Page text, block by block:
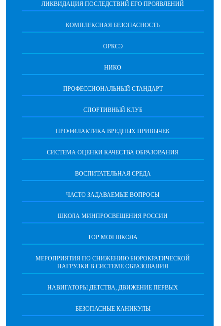
ЛИКВИДАЦИЯ ПОСЛЕДСТВИЙ ЕГО ПРОЯВЛЕНИЙ
КОМПЛЕКСНАЯ БЕЗОПАСНОСТЬ
ОРКСЭ
НИКО
ПРОФЕССИОНАЛЬНЫЙ СТАНДАРТ
СПОРТИВНЫЙ КЛУБ
ПРОФИЛАКТИКА ВРЕДНЫХ ПРИВЫЧЕК
CИСТЕМА ОЦЕНКИ КАЧЕСТВА ОБРАЗОВАНИЯ
ВОСПИТАТЕЛЬНАЯ СРЕДА
ЧАСТО ЗАДАВАЕМЫЕ ВОПРОСЫ
ШКОЛА МИНПРОСВЕЩЕНИЯ РОССИИ
ТОР МОЯ ШКОЛА
МЕРОПРИЯТИЯ ПО СНИЖЕНИЮ БЮРОКРАТИЧЕСКОЙ
НАГРУЗКИ В СИСТЕМЕ ОБРАЗОВАНИЯ
НАВИГАТОРЫ ДЕТСТВА, ДВИЖЕНИЕ ПЕРВЫХ
БЕЗОПАСНЫЕ КАНИКУЛЫ